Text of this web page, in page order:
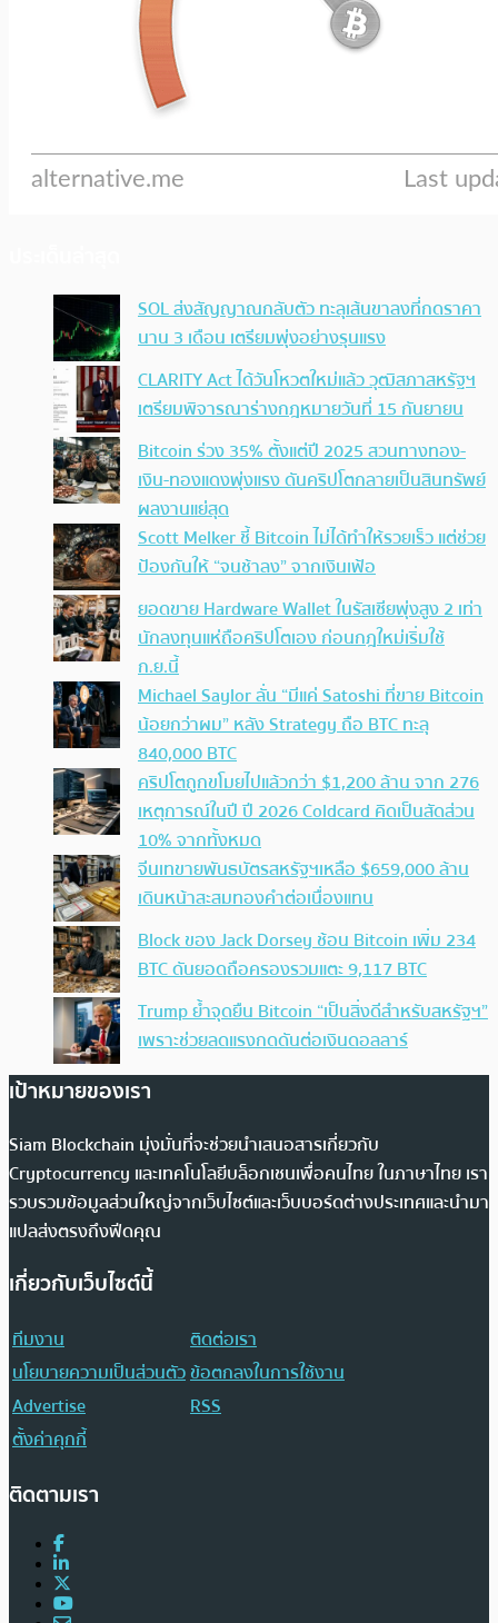
SOL ส่งสัญญาณกลับตัว ทะลุเส้นขาลงที่กดราคา
นาน 3 เดือน เตรียมพุ่งอย่างรุนแรง
CLARITY Act ได้วันโหวตใหม่แล้ว วุฒิสภาสหรัฐฯ
เตรียมพิจารณาร่างกฎหมายวันที่ 15 กันยายน
Bitcoin ร่วง 35% ตั้งแต่ปี 2025 สวนทางทอง-
เงิน-ทองแดงพุ่งแรง ดันคริปโตกลายเป็นสินทรัพย์
ผลงานแย่สุด
Scott Melker ชี้ Bitcoin ไม่ได้ทำให้รวยเร็ว แต่ช่วย
ป้องกันให้ “จนช้าลง” จากเงินเฟ้อ
ยอดขาย Hardware Wallet ในรัสเซียพุ่งสูง 2 เท่า
นักลงทุนแห่ถือคริปโตเอง ก่อนกฎใหม่เริ่มใช้
ก.ย.นี้
Michael Saylor ลั่น “มีแค่ Satoshi ที่ขาย Bitcoin
น้อยกว่าผม” หลัง Strategy ถือ BTC ทะลุ
840,000 BTC
คริปโตถูกขโมยไปแล้วกว่า $1,200 ล้าน จาก 276
เหตุการณ์ในปี ปี 2026 Coldcard คิดเป็นสัดส่วน
10% จากทั้งหมด
จีนเทขายพันธบัตรสหรัฐฯเหลือ $659,000 ล้าน
เดินหน้าสะสมทองคำต่อเนื่องแทน
Block ของ Jack Dorsey ช้อน Bitcoin เพิ่ม 234
BTC ดันยอดถือครองรวมแตะ 9,117 BTC
Trump ย้ำจุดยืน Bitcoin “เป็นสิ่งดีสำหรับสหรัฐฯ”
เพราะช่วยลดแรงกดดันต่อเงินดอลลาร์
เป้าหมายของเรา
Siam Blockchain มุ่งมั่นที่จะช่วยนำเสนอสารเกี่ยวกับ
Cryptocurrency และเทคโนโลยีบล็อกเชนเพื่อคนไทย ในภาษาไทย เรา
รวบรวมข้อมูลส่วนใหญ่จากเว็บไซต์และเว็บบอร์ดต่างประเทศและนำมา
แปลส่งตรงถึงฟีดคุณ
เกี่ยวกับเว็บไซต์นี้
ทีมงาน
ติดต่อเรา
นโยบายความเป็นส่วนตัวข้อตกลงในการใช้งาน
Advertise
RSS
ตั้งค่าคุกกี้
ติดตามเรา